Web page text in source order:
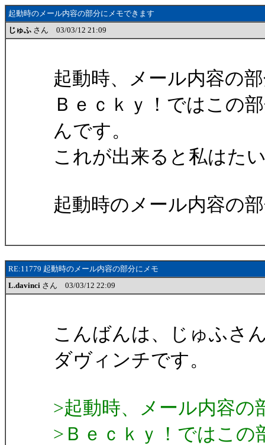
起動時のメール内容の部分にメモできます
じゅふ さん 03/03/12 21:09
起動時、メール内容の
Ｂｅｃｋｙ！ではこの
んです。
これが出来ると私はた
起動時のメール内容の
RE:11779 起動時のメール内容の部分にメモ
L.davinci さん 03/03/12 22:09
こんばんは、じゅふさ
ダヴィンチです。
>起動時、メール内容
>Ｂｅｃｋｙ！ではこ